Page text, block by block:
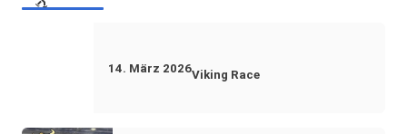
14. März 2026Viking Race